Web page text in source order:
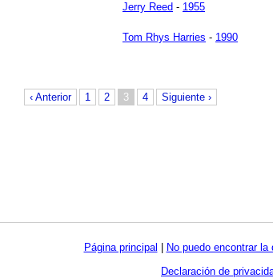
Jerry Reed - 1955
Tom Rhys Harries - 1990
‹ Anterior 1 2 3 4 Siguiente ›
Página principal | No puedo encontrar la
Declaración de